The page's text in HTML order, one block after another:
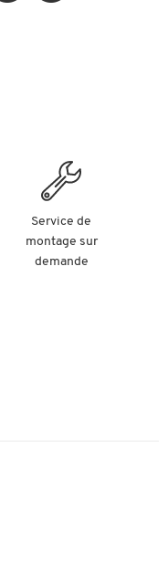
Service de
montage sur
demande